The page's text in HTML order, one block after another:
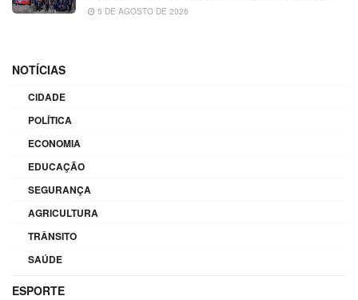
5 DE AGOSTO DE 2026
NOTÍCIAS
CIDADE
POLÍTICA
ECONOMIA
EDUCAÇÃO
SEGURANÇA
AGRICULTURA
TRÂNSITO
SAÚDE
ESPORTE